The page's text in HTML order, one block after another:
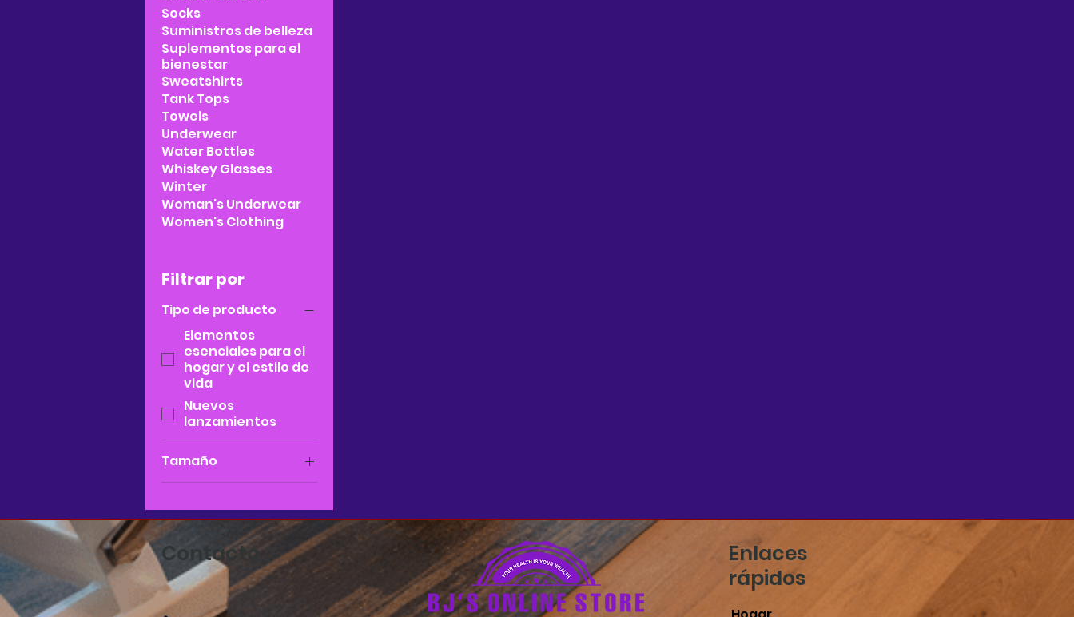
Socks
Suministros de belleza
Suplementos para el
bienestar
Sweatshirts
Tank Tops
Towels
Underwear
Water Bottles
Whiskey Glasses
Winter
Woman's Underwear
Women's Clothing
Filtrar por
Tipo de producto
Elementos
esenciales para el
hogar y el estilo de
vida
Nuevos
lanzamientos
Tamaño
18'' × 30''
Contacto
Enlaces
rápidos